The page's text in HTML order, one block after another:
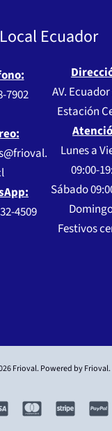
Local Ecuador
7902
AV.
Estación
4509
Lunes a
09:00-
Sábado
Festivos
Frioval. Powered by Frioval.